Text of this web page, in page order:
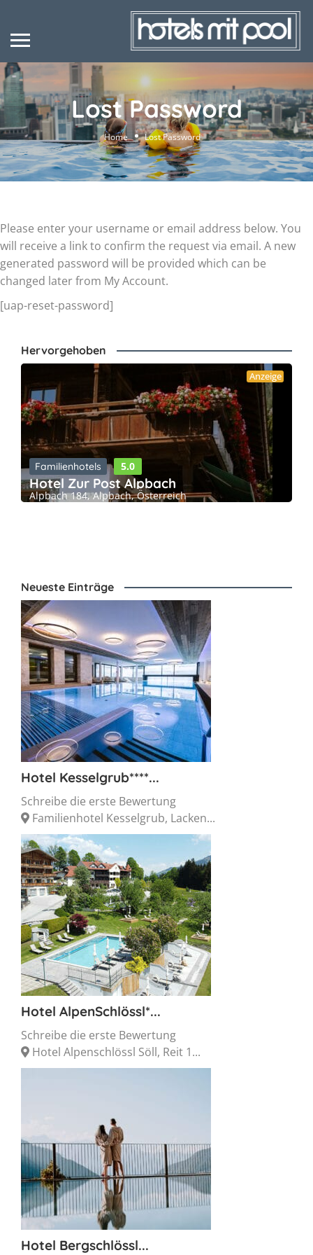
Lost Password
Home Lost Password
Please enter your username or email address below. You
will receive a link to confirm the request via email. A new
generated password will be provided which can be
changed later from My Account.
[uap-reset-password]
Hervorgehoben
Anzeige
Familienhotels 5.0
Hotel Zur Post Alpbach
Alpbach 184, Alpbach, Österreich
Neueste Einträge
Hotel Kesselgrub****...
Schreibe die erste Bewertung
Familienhotel Kesselgrub, Lacken...
Hotel AlpenSchlössl*...
Schreibe die erste Bewertung
Hotel Alpenschlössl Söll, Reit 1...
Hotel Bergschlössl...